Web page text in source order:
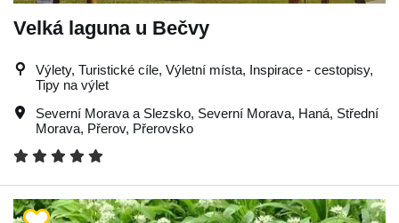
Velká laguna u Bečvy
Výlety, Turistické cíle, Výletní místa, Inspirace - cestopisy,
Tipy na výlet
Severní Morava a Slezsko, Severní Morava, Haná, Střední
Morava, Přerov, Přerovsko